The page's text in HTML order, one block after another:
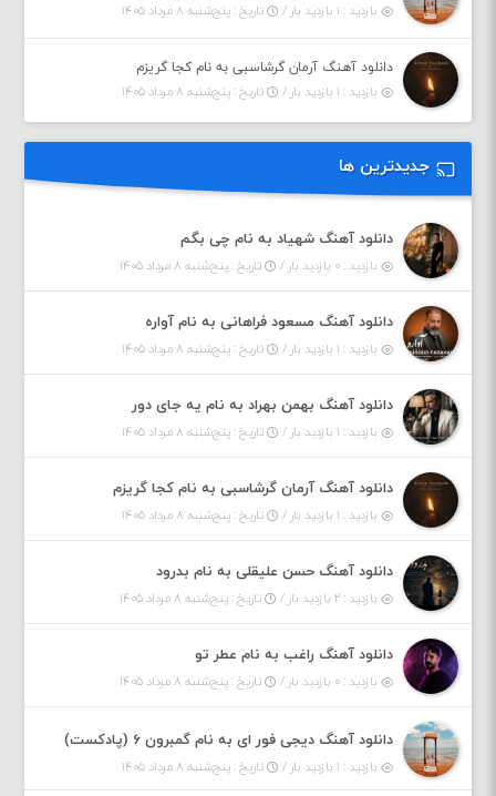
بازدید : ۱ بازدید بار /
تاریخ : پنج‌شنبه ۸ مرداد ۱۴۰۵
دانلود آهنگ آرمان گرشاسبی به نام کجا گریزم
بازدید : ۱ بازدید بار /
تاریخ : پنج‌شنبه ۸ مرداد ۱۴۰۵
جدیدترین ها
دانلود آهنگ شهیاد به نام چی بگم
بازدید : ۰ بازدید بار / تاریخ : پنج‌شنبه ۸ مرداد ۱۴۰۵
دانلود آهنگ مسعود فراهانی به نام آواره
بازدید : ۱ بازدید بار / تاریخ : پنج‌شنبه ۸ مرداد ۱۴۰۵
دانلود آهنگ بهمن بهراد به نام یه جای دور
بازدید : ۱ بازدید بار / تاریخ : پنج‌شنبه ۸ مرداد ۱۴۰۵
دانلود آهنگ آرمان گرشاسبی به نام کجا گریزم
بازدید : ۱ بازدید بار / تاریخ : پنج‌شنبه ۸ مرداد ۱۴۰۵
دانلود آهنگ حسن علیقلی به نام بدرود
بازدید : ۲ بازدید بار / تاریخ : پنج‌شنبه ۸ مرداد ۱۴۰۵
دانلود آهنگ راغب به نام عطر تو
بازدید : ۰ بازدید بار / تاریخ : پنج‌شنبه ۸ مرداد ۱۴۰۵
دانلود آهنگ دیجی فور ای به نام گمبرون ۶ (پادکست)
بازدید : ۱ بازدید بار / تاریخ : پنج‌شنبه ۸ مرداد ۱۴۰۵